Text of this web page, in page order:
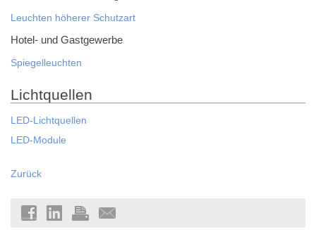
Leuchten höherer Schutzart
Hotel- und Gastgewerbe
Spiegelleuchten
Lichtquellen
LED-Lichtquellen
LED-Module
Zurück